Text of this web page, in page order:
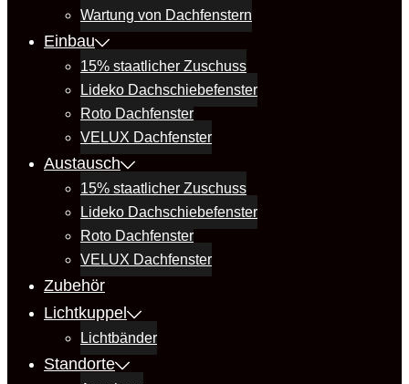
Wartung von Dachfenstern
Einbau
15% staatlicher Zuschuss
Lideko Dachschiebefenster
Roto Dachfenster
VELUX Dachfenster
Austausch
15% staatlicher Zuschuss
Lideko Dachschiebefenster
Roto Dachfenster
VELUX Dachfenster
Zubehör
Lichtkuppel
Lichtbänder
Standorte